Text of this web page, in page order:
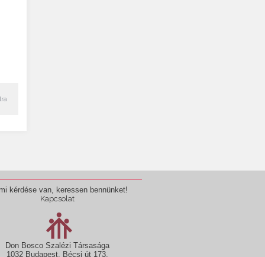
kérdése van, keressen bennünket!
Kapcsolat
Don Bosco Szalézi Társasága
1032 Budapest, Bécsi út 173.